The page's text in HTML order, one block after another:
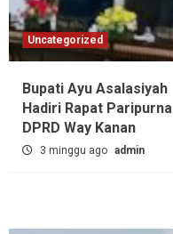
Uncategorized
Bupati Ayu Asalasiyah
Hadiri Rapat Paripurna
DPRD Way Kanan
3 minggu ago admin